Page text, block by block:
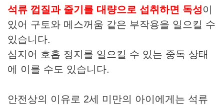
석류 껍질과 줄기를 대량으로 섭취하면 독성이
있어 구토와 메스꺼움 같은 부작용을 일으킬 수
있습니다.
심지어 호흡 정지를 일으킬 수 있는 중독 상태
에 이를 수도 있습니다.
안전상의 이유로 2세 미만의 아이에게는 석류